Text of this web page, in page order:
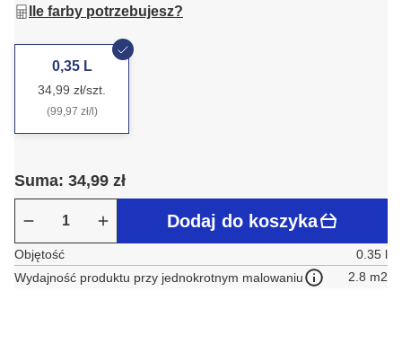
Ile farby potrzebujesz?
0,35 L
34,99 zł/szt.
(99,97 zł/l)
Suma: 34,99 zł
Dodaj do koszyka
Objętość
0.35 l
Wydajność produktu przy jednokrotnym malowaniu
2.8 m2